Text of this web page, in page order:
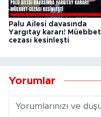
Palu Ailesi davasında
Yargıtay kararı! Müebbet
cezası kesinleşti
Yorumlar